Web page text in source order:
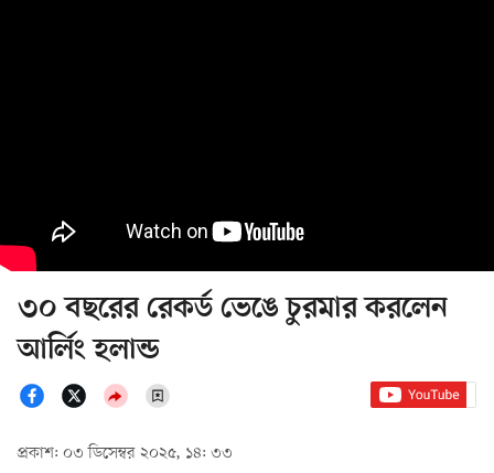
৩০ বছরের রেকর্ড ভেঙে চুরমার করলেন
আর্লিং হলান্ড
প্রকাশ: ০৩ ডিসেম্বর ২০২৫, ১৪: ৩৩